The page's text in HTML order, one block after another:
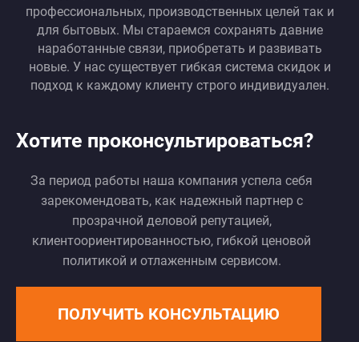
профессиональных, производственных целей так и
для бытовых. Мы стараемся сохранять давние
наработанные связи, приобретать и развивать
новые. У нас существует гибкая система скидок и
подход к каждому клиенту строго индивидуален.
Хотите проконсультироваться?
За период работы наша компания успела себя
зарекомендовать, как надежный партнер с
прозрачной деловой репутацией,
клиентоориентированностью, гибкой ценовой
политикой и отлаженным сервисом.
ПОЛУЧИТЬ КОНСУЛЬТАЦИЮ